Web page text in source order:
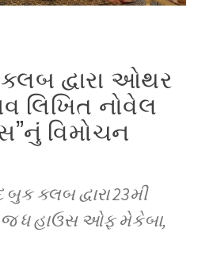
દ્વારા ઓથર
લિખિત નોવેલ
વિમોચન
ક્લબ દ્વારા 23મી
ધ હાઉસ ઓફ મેકેબા,